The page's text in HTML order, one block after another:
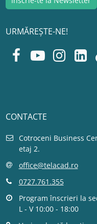
URMĂREȘTE-NE!
CONTACTE
Cotroceni Business
etaj 2.
office@telacad.ro
0727.761.355
Program înscrieri la
L - V 10:00 - 18:00